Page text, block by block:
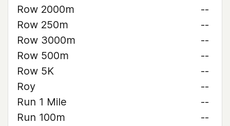
Row 2000m
--
Row 250m
--
Row 3000m
--
Row 500m
--
Row 5K
--
Roy
--
Run 1 Mile
--
Run 100m
--